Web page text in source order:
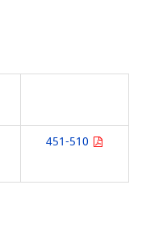
451-510